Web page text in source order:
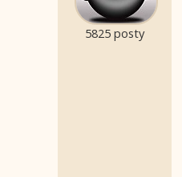
5825 posty